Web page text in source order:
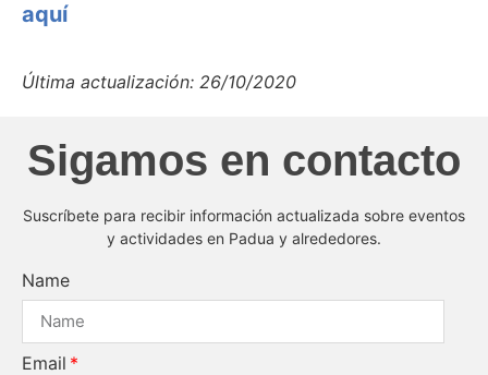
aquí
Última actualización: 26/10/2020
Sigamos en contacto
Suscríbete para recibir información actualizada sobre eventos
y actividades en Padua y alrededores.
Name
Email